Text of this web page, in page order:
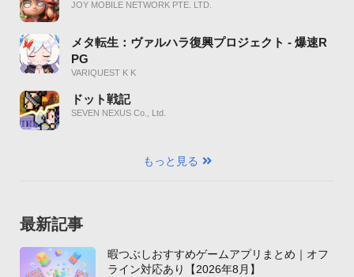
JOY MOBILE NETWORK PTE. LTD.
メタ転生：ヴァルハラ復興プロジェクト - 爆速R
PG
VARIQUEST K K
ドット戦記
SEVEN NEXUS Co., Ltd.
もっと見る
最新記事
暇つぶしおすすめゲームアプリまとめ｜オフ
ライン対応あり【2026年8月】